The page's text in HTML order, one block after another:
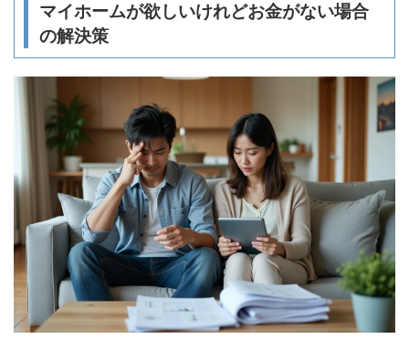
マイホームが欲しいけれどお金がない場合
の解決策